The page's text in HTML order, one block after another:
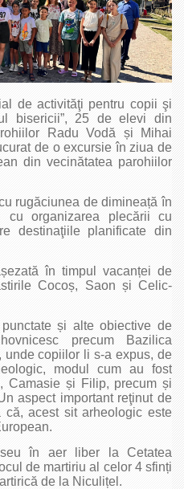
de activităţi pentru copii şi
bisericii”, 25 de elevi din
Radu Vodă și Mihai
de o excursie în ziua de
din vecinătatea parohiilor
rugăciunea de dimineață în
cu organizarea plecării cu
destinaţiile planificate din
în timpul vacanței de
Cocoș, Saon și Celic-
și alte obiective de
precum Bazilica
copiilor li s-a expus, de
modul cum au fost
Camasie și Filip, precum și
aspect important reţinut de
acest sit arheologic este
în aer liber la Cetatea
de martiriu al celor 4 sfinți
de la Niculițel.